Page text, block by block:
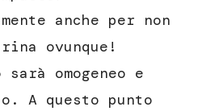
anche per non
ovunque!
sarà omogeneo e
A questo punto